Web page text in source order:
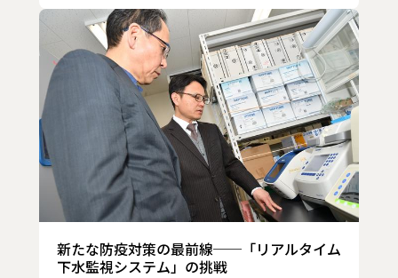
新たな防疫対策の最前線──「リアルタイム
下水監視システム」の挑戦